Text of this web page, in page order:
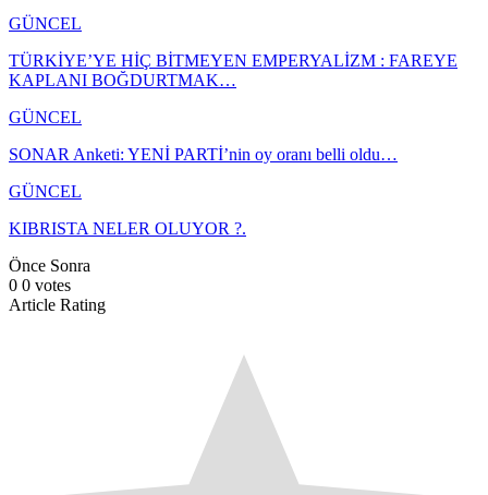
GÜNCEL
TÜRKİYE’YE HİÇ BİTMEYEN EMPERYALİZM : FAREYE
KAPLANI BOĞDURTMAK…
GÜNCEL
SONAR Anketi: YENİ PARTİ’nin oy oranı belli oldu…
GÜNCEL
KIBRISTA NELER OLUYOR ?.
Önce Sonra
0 0 votes
Article Rating